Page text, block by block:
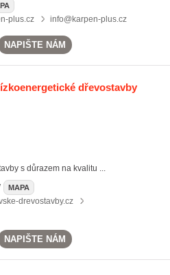
plus.cz info@karpen-plus.cz
NAPIŠTE NÁM
dřevostavby
s důrazem na kvalitu ...
MAPA
drevostavby.cz
NAPIŠTE NÁM